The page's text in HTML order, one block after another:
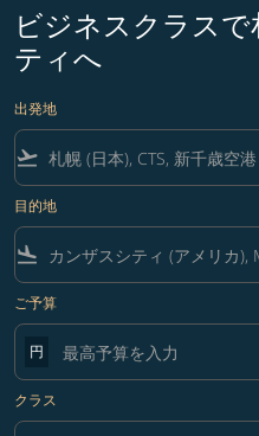
ビジネスクラス
ティへ
出発地
flight_takeoff
目的地
flight_land
ご予算
円
クラス